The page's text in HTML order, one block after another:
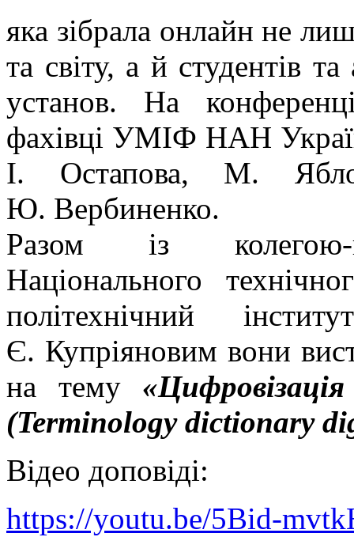
яка зібрала онлайн не
та світу, а й студентів
установ. На
фахівці УМІФ НАН
І. Остапова, М.
Ю. Вербиненко.
Разом із колегою-
Національного
політехнічний
Є. Купріяновим вони
на тему
(Terminology dictionary
Відео доповіді:
https://youtu.be/5Bid-